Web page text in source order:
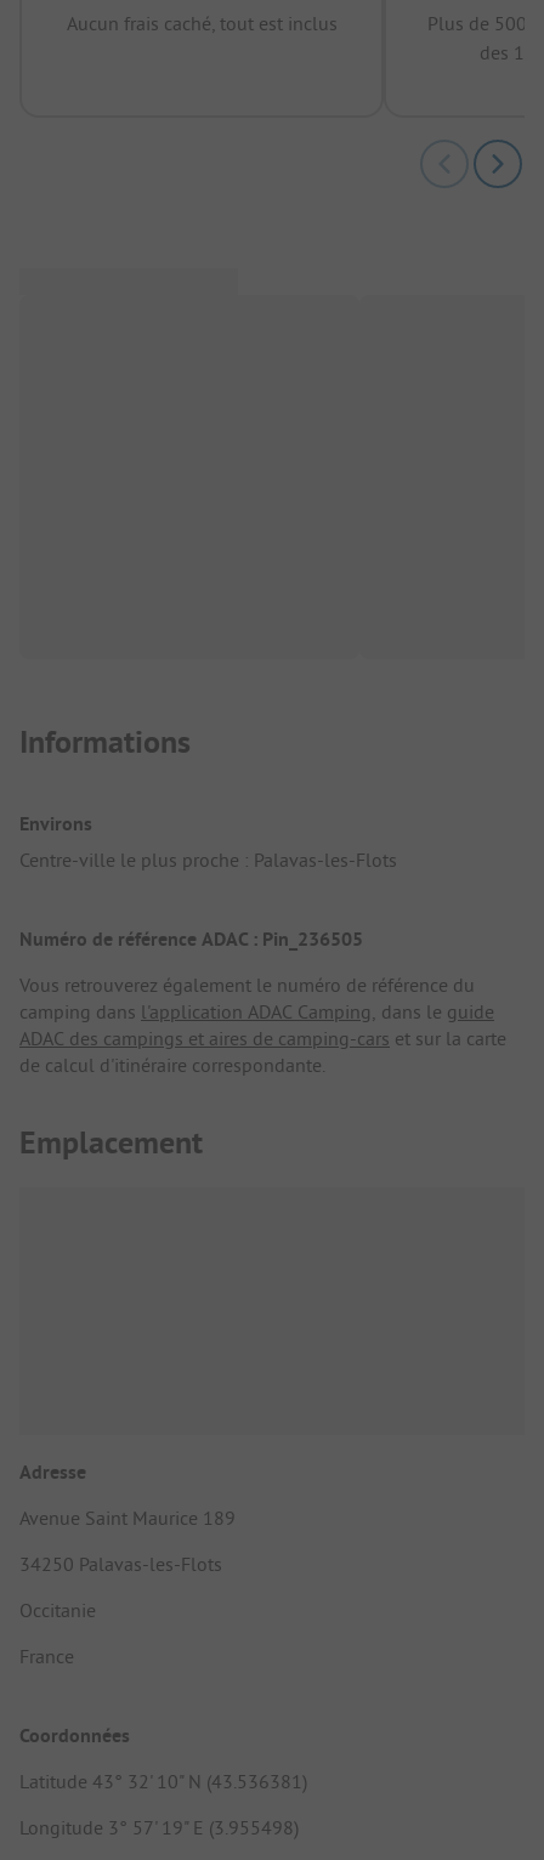
Aucun frais caché, tout est inclus
Plus de
des 12
Informations
Environs
Centre-ville le plus proche : Palavas-les-Flots
Numéro de référence ADAC : Pin_236505
Vous retrouverez également le numéro de référence du
camping dans l'application ADAC Camping, dans le guide
ADAC des campings et aires de camping-cars et sur la carte
de calcul d'itinéraire correspondante.
Emplacement
Adresse
Avenue Saint Maurice 189
34250 Palavas-les-Flots
Occitanie
France
Coordonnées
Latitude 43° 32' 10" N (43.536381)
Longitude 3° 57' 19" E (3.955498)